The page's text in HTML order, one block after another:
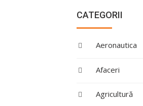
CATEGORII
Aeronautica
Afaceri
Agricultură